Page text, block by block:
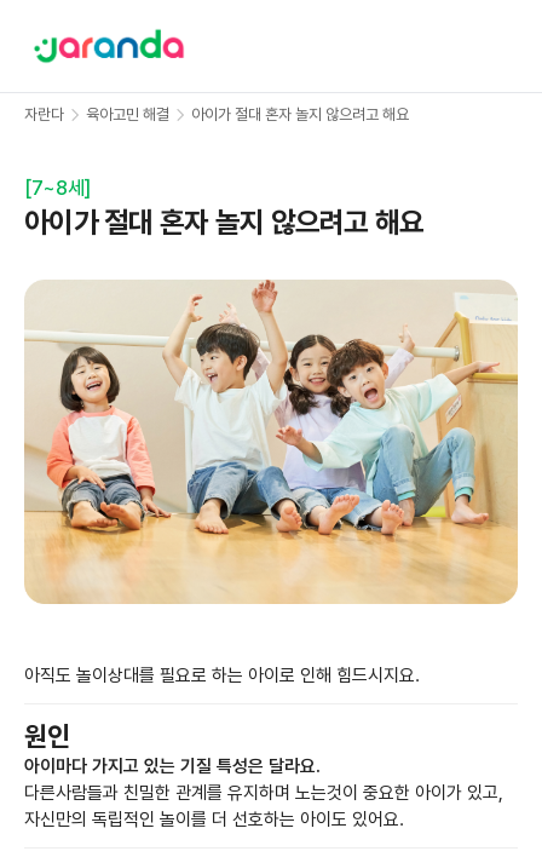
자란다 육아고민 해결 아이가 절대 혼자 놀지 않으려고 해요
[7~8세 ]
아이가 절대 혼자 놀지 않으려고 해요
아직도 놀이상대를 필요로 하는 아이로 인해 힘드시지요.
원인
아이마다 가지고 있는 기질 특성은 달라요.
다른사람들과 친밀한 관계를 유지하며 노는것이 중요한 아이가 있고,
자신만의 독립적인 놀이를 더 선호하는 아이도 있어요.